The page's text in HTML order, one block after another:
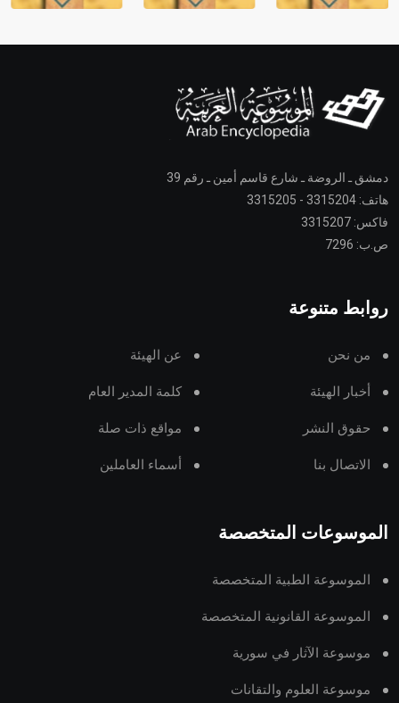
دمشق ـ الروضة ـ شارع قاسم أمين ـ رقم 39
هاتف: 3315204 - 3315205
فاكس: 3315207
ص.ب: 7296
روابط متنوعة
من نحن عن الهيئة
أخبار الهيئة كلمة المدير العام
حقوق النشر مواقع ذات صلة
الاتصال بنا أسماء العاملين
الموسوعات المتخصصة
الموسوعة الطبية المتخصصة
الموسوعة القانونية المتخصصة
موسوعة الآثار في سورية
موسوعة العلوم والتقانات